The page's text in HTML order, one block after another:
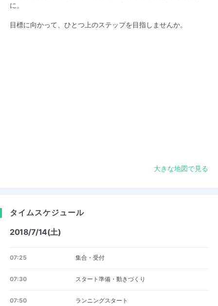
に。
目標に向かって、ひとつ上のステップを目指しませんか。
大きな地図で見る
タイムスケジュール
2018/7/14(土)
07:25 集合・受付
07:30 スタート準備・動きづくり
07:50 ランニングスタート